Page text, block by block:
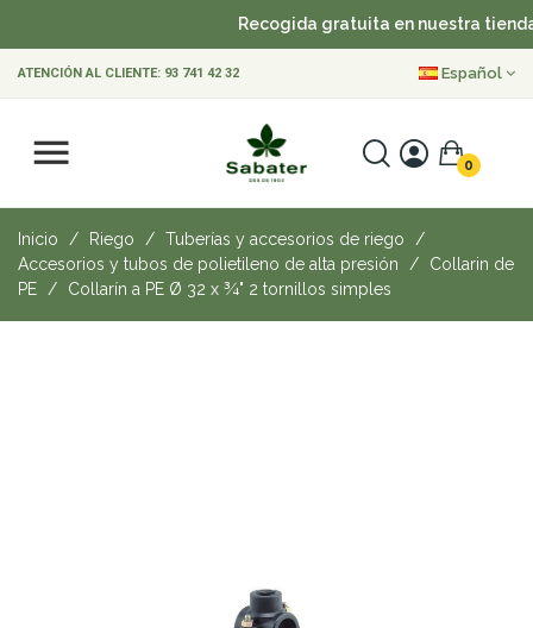
Recogida gratuita en nuestra tienda
ATENCIÓN AL CLIENTE: 93 741 42 32 Español
0
Inicio Riego
Tuberías y accesorios de riego
Accesorios y tubos de polietileno de alta presión
Collarin de
PE
Collarín a PE Ø 32 x ¾" 2 tornillos simples